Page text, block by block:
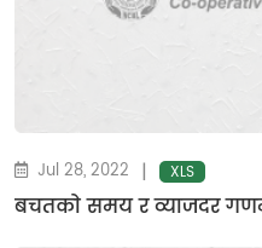
Jul 28, 2022 | XLS